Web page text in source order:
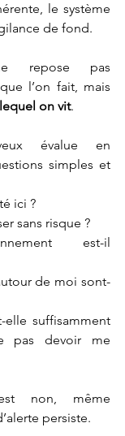
le système
de fond.
repose pas
l’on fait, mais
on vit.
évalue en
simples et
ici ?
sans risque ?
est-il
de moi sont-
elle suffisamment
pas devoir me
non, même
persiste.